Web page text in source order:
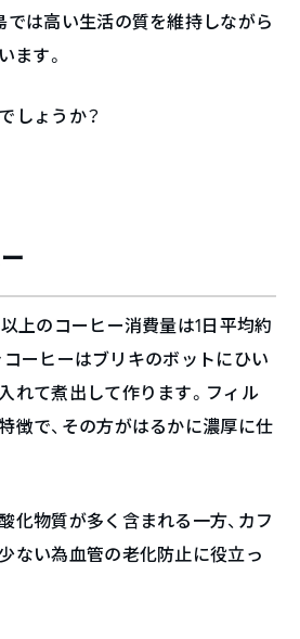
では高い生活の質を維持しながら
ます。
しょうか？
上のコーヒー消費量は1日平均約
コーヒーはブリキのボットにひい
れて煮出して作ります。フィル
徴で、その方がはるかに濃厚に仕
化物質が多く含まれる一方、カフ
ない為血管の老化防止に役立っ